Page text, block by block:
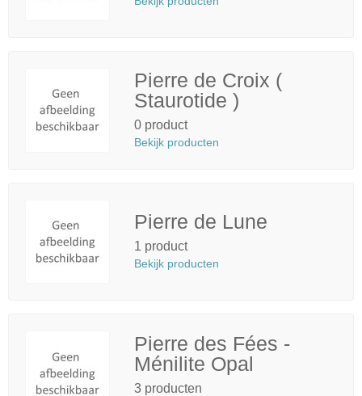
Pierre de Croix (
Staurotide )
0 product
Bekijk producten
Pierre de Lune
1 product
Bekijk producten
Pierre des Fées -
Ménilite Opal
3 producten